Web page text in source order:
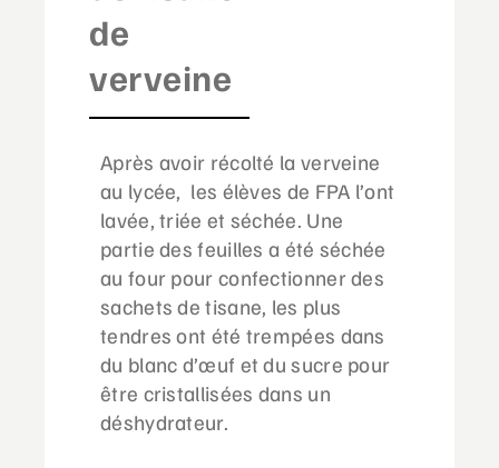
de
verveine
Après avoir récolté la verveine
au lycée, les élèves de FPA l’ont
lavée, triée et séchée. Une
partie des feuilles a été séchée
au four pour confectionner des
sachets de tisane, les plus
tendres ont été trempées dans
du blanc d’œuf et du sucre pour
être cristallisées dans un
déshydrateur.